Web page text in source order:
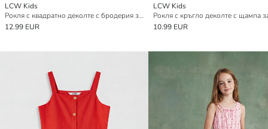
LCW Kids
Рокля с квадратно деколте с бродерия за момичета
12.99 EUR
LCW Kids
10.99 EUR